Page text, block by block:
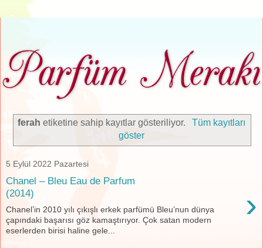
ferah etiketine sahip kayıtlar gösteriliyor.
Tüm kayıtları
göster
5 Eylül 2022 Pazartesi
Chanel – Bleu Eau de Parfum
(2014)
›
Chanel’in 2010 yılı çıkışlı erkek parfümü Bleu’nun dünya
çapındaki başarısı göz kamaştırıyor. Çok satan modern
eserlerden birisi haline gele...